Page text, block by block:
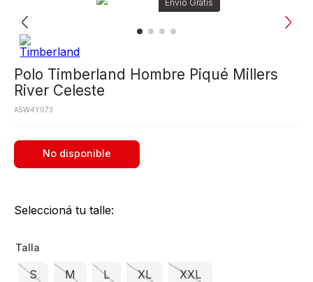
Polo Timberland Hombre Piqué Millers
River Celeste
A5W4Y073
No disponible
Seleccioná tu talle:
Talla
S M L XL XXL